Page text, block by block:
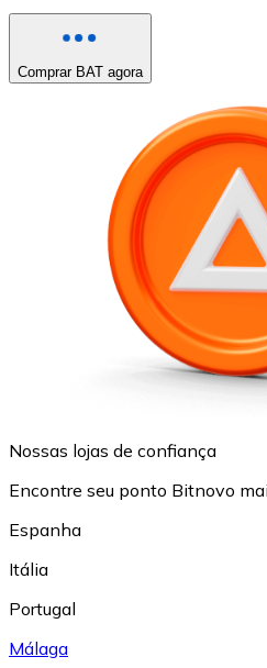
Comprar BAT agora
Nossas lojas de confiança
Encontre seu ponto Bitnovo
Espanha
Itália
Portugal
Málaga